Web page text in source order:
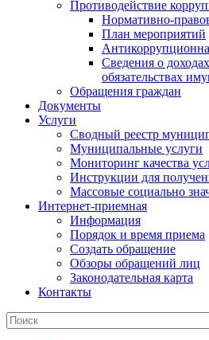
Противодействие
Нормативно-
План мероприятий
Сведения о
обязательствах
Обращения граждан
Документы
Услуги
Сводный реестр
Муниципальные услуги
Мониторинг качества
Инструкции для
Массовые социально
Интернет-приемная
Информация
Порядок и время приема
Создать обращение
Обзоры обращений лиц
Законодательная карта
Контакты